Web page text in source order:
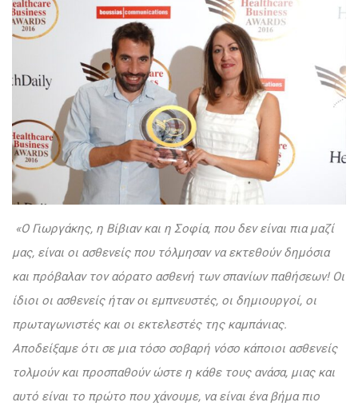
«Ο Γιωργάκης, η Βίβιαν και η Σοφία, που δεν είναι πια μαζί
μας, είναι οι ασθενείς που τόλμησαν να εκτεθούν δημόσια
και πρόβαλαν τον αόρατο ασθενή των σπανίων παθήσεων! Οι
ίδιοι οι ασθενείς ήταν οι εμπνευστές, οι δημιουργοί, οι
πρωταγωνιστές και οι εκτελεστές της καμπάνιας.
Αποδείξαμε ότι σε μια τόσο σοβαρή νόσο κάποιοι ασθενείς
τολμούν και προσπαθούν ώστε η κάθε τους ανάσα, μιας και
αυτό είναι το πρώτο που χάνουμε, να είναι ένα βήμα πιο